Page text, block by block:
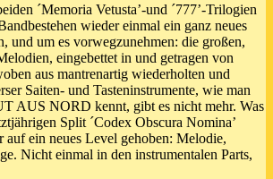
´Memoria Vetusta’-und ´777’-Trilogien
wieder einmal ein ganz neues
und um es vorwegzunehmen: die großen,
eingebettet in und getragen von
aus mantrenartig wiederholten und
Saiten- und Tasteninstrumente, wie man
AUS NORD kennt, gibt es nicht mehr. Was
Split ´Codex Obscura Nomina’
auf ein neues Level gehoben: Melodie,
Nicht einmal in den instrumentalen Parts,